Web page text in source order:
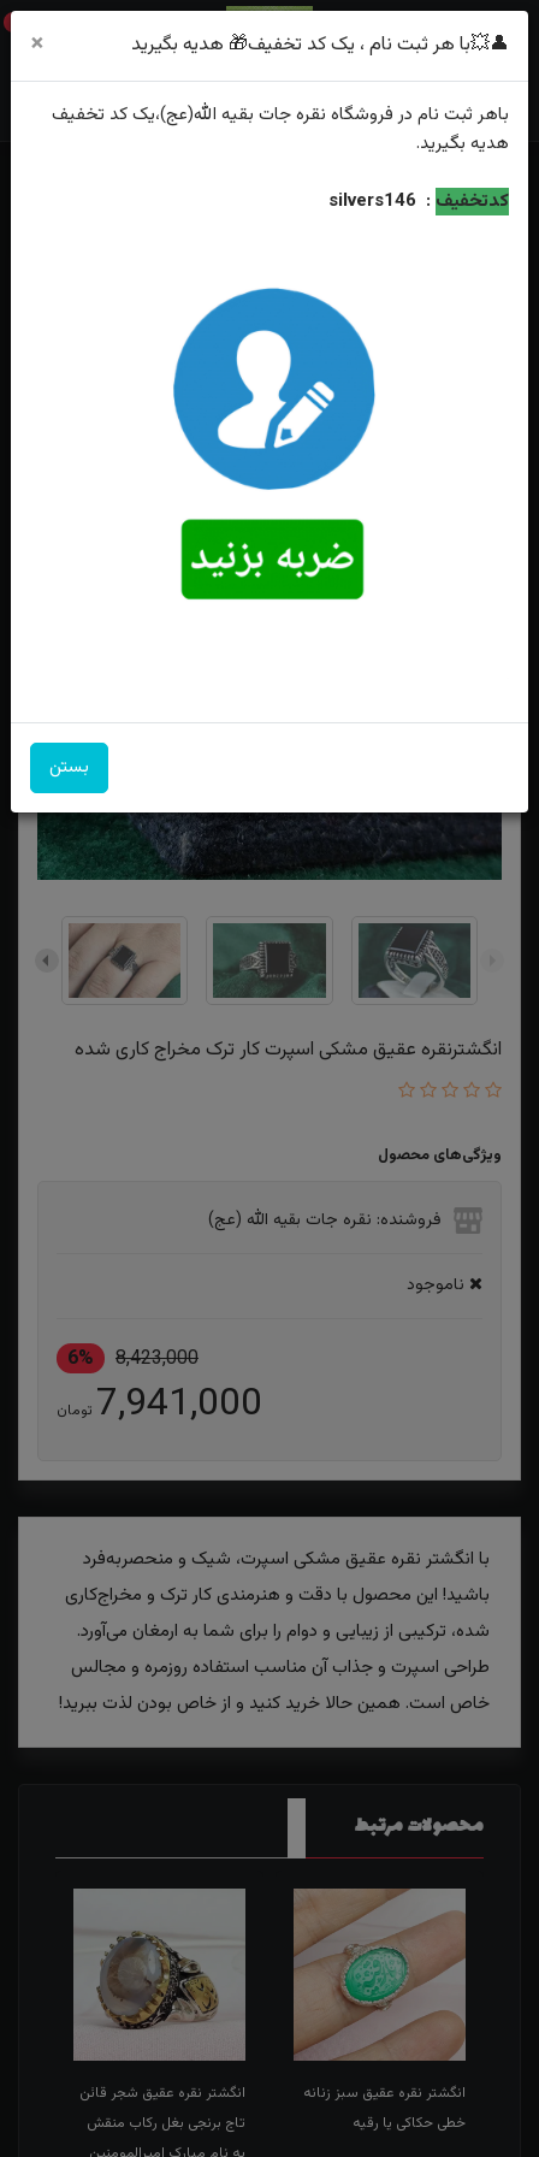
0
خانه
فهرست محصولات
انگشترنقره عقیق مشکی اسپرت کار ترک مخراج کاری شده
انگشترنقره عقیق مشکی اسپرت کار ترک مخراج کاری شده
ویژگی‌های محصول
فروشنده: نقره جات بقیه الله (عج)
ناموجود
8,423,000
6%
7,941,000 تومان
با انگشتر نقره عقیق مشکی اسپرت، شیک و منحصر‌به‌فرد
باشید! این محصول با دقت و هنرمندی کار ترک و مخراج‌کاری
شده، ترکیبی از زیبایی و دوام را برای شما به ارمغان می‌آورد.
طراحی اسپرت و جذاب آن مناسب استفاده روزمره و مجالس
خاص است. همین حالا خرید کنید و از خاص بودن لذت ببرید!
محصولات مرتبط
انگشتر نقره عقیق سبز زنانه
خطی حکاکی یا رقیه
انگشتر نقره عقیق شجر قائن
تاج برنجی بغل رکاب منقش
👤💥با هر ثبت نام ، یک کد تخفیف🎁 هدیه بگیرید ×
باهر ثبت نام در فروشگاه نقره جات بقیه الله(عج)،یک کد تخفیف
هدیه بگیرید.
کدتخفیف :
silvers146
بستن